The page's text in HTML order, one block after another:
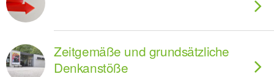
Zeitgemäße und grundsätzliche
Denkanstöße